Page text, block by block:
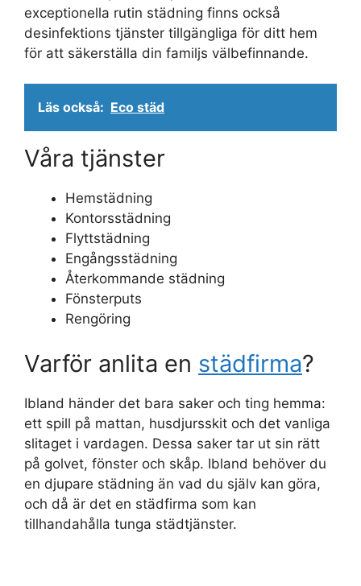
exceptionella rutin städning finns också
desinfektions tjänster tillgängliga för ditt hem
för att säkerställa din familjs välbefinnande.
Läs också: Eco städ
Våra tjänster
Hemstädning
Kontorsstädning
Flyttstädning
Engångsstädning
Återkommande städning
Fönsterputs
Rengöring
Varför anlita en städfirma?
Ibland händer det bara saker och ting hemma:
ett spill på mattan, husdjursskit och det vanliga
slitaget i vardagen. Dessa saker tar ut sin rätt
på golvet, fönster och skåp. Ibland behöver du
en djupare städning än vad du själv kan göra,
och då är det en städfirma som kan
tillhandahålla tunga städtjänster.